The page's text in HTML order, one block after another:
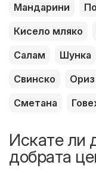
Мандарини
Кисело мляко
Салам
Шунка
Свинско
Ориз
Сметана
Искате ли
добрата